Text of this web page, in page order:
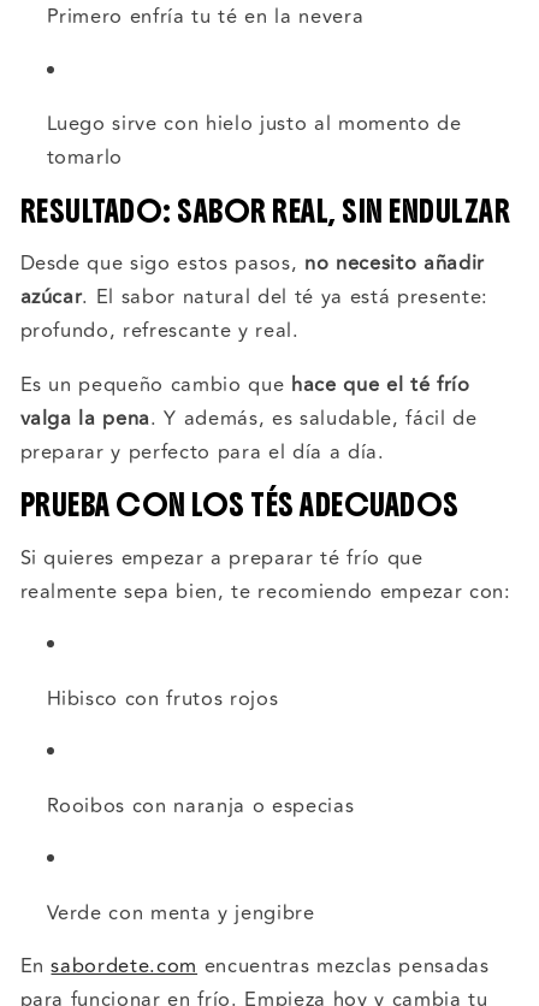
Primero enfría tu té en la nevera
Luego sirve con hielo justo al momento de
tomarlo
RESULTADO: SABOR REAL, SIN ENDULZAR
Desde que sigo estos pasos, no necesito añadir
azúcar. El sabor natural del té ya está presente:
profundo, refrescante y real.
Es un pequeño cambio que hace que el té frío
valga la pena. Y además, es saludable, fácil de
preparar y perfecto para el día a día.
PRUEBA CON LOS TÉS ADECUADOS
Si quieres empezar a preparar té frío que
realmente sepa bien, te recomiendo empezar con:
Hibisco con frutos rojos
Rooibos con naranja o especias
Verde con menta y jengibre
Ensabordete.com encuentras mezclas pensadas